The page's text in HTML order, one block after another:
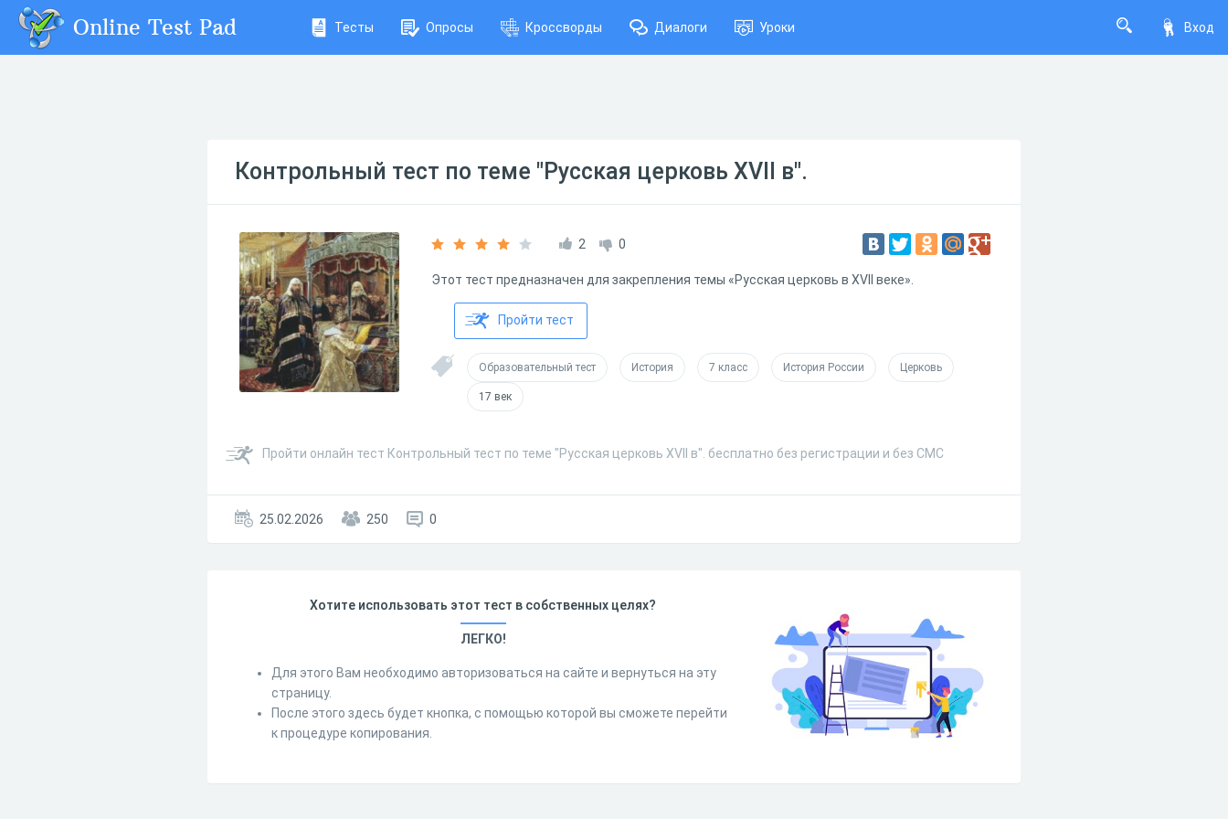
Вход
Online Test Pad Тесты Опросы Кроссворды Диалоги Уроки
Контрольный тест по теме "Русская церковь XVII в".
2 0
Этот тест предназначен для закрепления темы «Русская церковь в XVII веке».
Пройти тест
Образовательный тест История 7 класс История России Церковь
17 век
Пройти онлайн тест Контрольный тест по теме "Русская церковь XVII в". бесплатно без регистрации и без СМС
25.02.2026 250 0
Хотите использовать этот тест в собственных целях?
ЛЕГКО!
Для этого Вам необходимо авторизоваться на сайте и вернуться на эту
страницу.
После этого здесь будет кнопка, с помощью которой вы сможете перейти
к процедуре копирования.